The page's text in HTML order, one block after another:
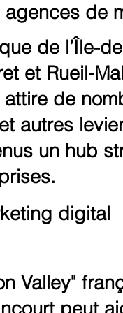
de
de l’Île-
et Rueil-
de
autres
un hub
digital
Valley"
peut